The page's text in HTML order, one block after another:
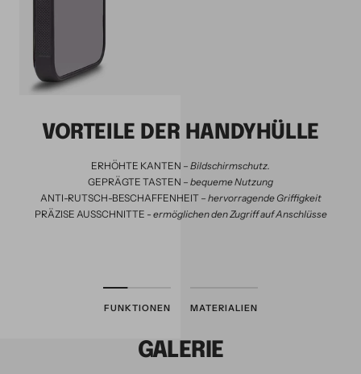
VORTEILE DER HANDYHÜLLE
ERHÖHTE KANTEN – Bildschirmschutz.
GEPRÄGTE TASTEN – bequeme Nutzung
ANTI-RUTSCH-BESCHAFFENHEIT – hervorragende Griffigkeit
PRÄZISE AUSSCHNITTE - ermöglichen den Zugriff auf Anschlüsse
FUNKTIONEN MATERIALIEN
GALERIE